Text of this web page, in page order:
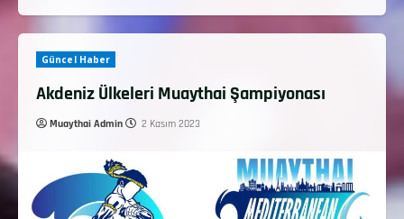
Güncel Haber
Akdeniz Ülkeleri Muaythai Şampiyonası
Muaythai Admin 2 Kasım 2023